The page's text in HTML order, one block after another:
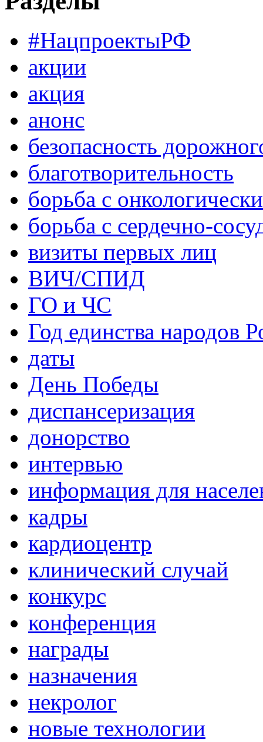
#НацпроектыРФ
акции
акция
анонс
безопасность
благотворительность
борьба с
борьба с сердечно-
визиты первых лиц
ВИЧ/СПИД
ГО и ЧС
Год единства народов
даты
День Победы
диспансеризация
донорство
интервью
информация для
кадры
кардиоцентр
клинический случай
конкурс
конференция
награды
назначения
некролог
новые технологии